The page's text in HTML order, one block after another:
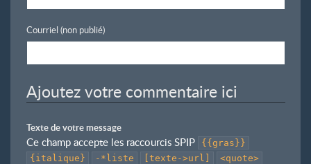
Courriel (non publié)
Ajoutez votre commentaire ici
Texte de votre message
Ce champ accepte les raccourcis SPIP
{{gras}}
{italique}
-*liste [texte->url]
<quote>